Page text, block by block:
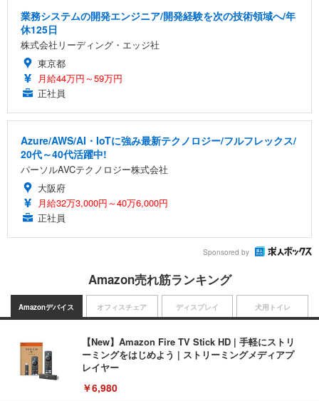
業務システムの開発エンジニア/開発経験を次の技術領域へ/年
休125日
株式会社リーディング・エッジ社
東京都
月給44万円～59万円
正社員
Azure/AWS/AI・IoTに強み最新テクノロジー/フルフレックス/
20代～40代活躍中!
パーソルAVCテクノロジー株式会社
大阪府
月給32万3,000円～40万6,000円
正社員
Sponsored by
Amazon売れ筋ランキング
Amazonデバイス
【New】Amazon Fire TV Stick HD | 手軽にストリ
ーミングをはじめよう | ストリーミングメディアプ
レイヤー
￥6,980
オフィスチェア ディスプレイ 犬用トイレ